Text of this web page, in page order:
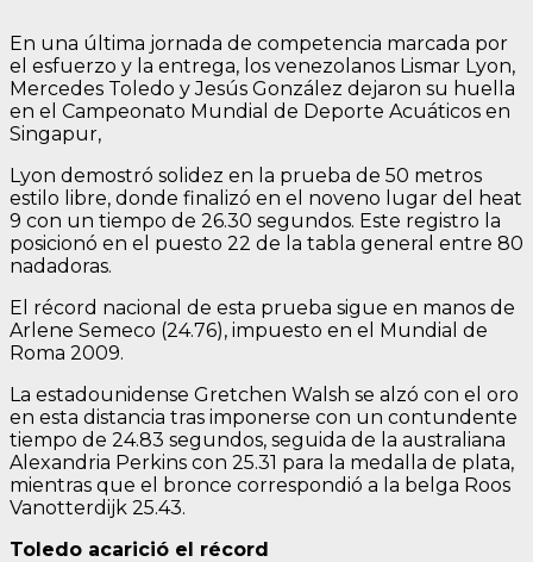
En una última jornada de competencia marcada por
el esfuerzo y la entrega, los venezolanos Lismar Lyon,
Mercedes Toledo y Jesús González dejaron su huella
en el Campeonato Mundial de Deporte Acuáticos en
Singapur,
Lyon demostró solidez en la prueba de 50 metros
estilo libre, donde finalizó en el noveno lugar del heat
9 con un tiempo de 26.30 segundos. Este registro la
posicionó en el puesto 22 de la tabla general entre 80
nadadoras.
El récord nacional de esta prueba sigue en manos de
Arlene Semeco (24.76), impuesto en el Mundial de
Roma 2009.
La estadounidense Gretchen Walsh se alzó con el oro
en esta distancia tras imponerse con un contundente
tiempo de 24.83 segundos, seguida de la australiana
Alexandria Perkins con 25.31 para la medalla de plata,
mientras que el bronce correspondió a la belga Roos
Vanotterdijk 25.43.
Toledo acarició el récord